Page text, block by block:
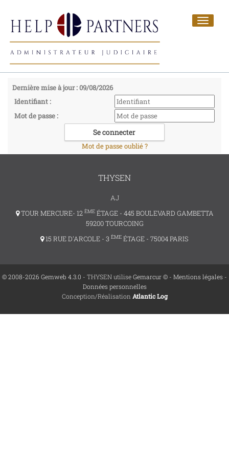
Toggle
Dernière mise à jour : 09/08/2026
Identifiant :
Mot de passe :
Mot de passe oublié ?
THYSEN
AJ
TOUR MERCURE- 12 ÈMEÉTAGE - 445 BOULEVARD GAMBETTA
59200 TOURCOING
15 RUE D'ARCOLE - 3 ÈME ÉTAGE - 75004 PARIS
© 2008-2026 Gemweb 4.3.0 - THYSEN utiliseGemarcur © - Mentions légales -
Données personnelles
Conception/Réalisation Atlantic Log